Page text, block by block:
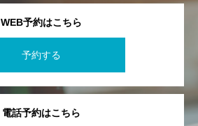
WEB予約はこちら
予約する
電話予約はこちら